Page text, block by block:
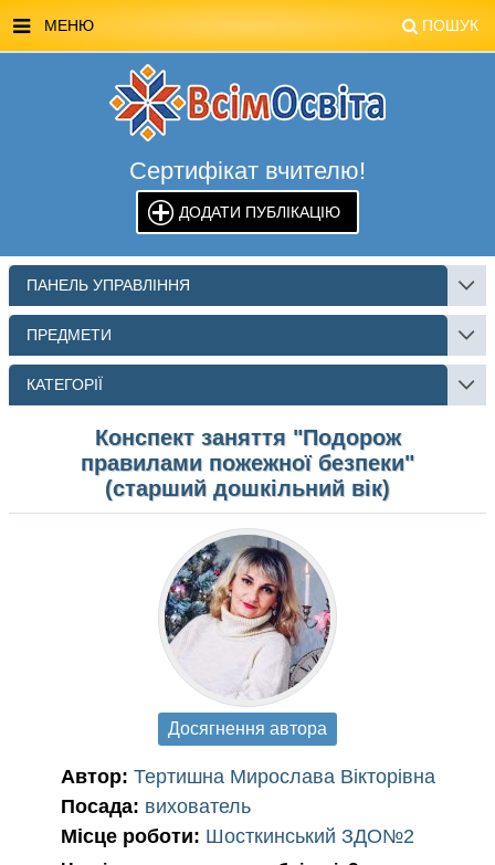
МЕНЮ ПОШУК
МАГАЗИН ВСІМОСВІТА
СТЕНДИ ВСІМОСВІТА
РЕКЛАМА НА САЙТІ
КОНТАКТИ
ПОШУК
Сертифікат вчителю!
ДОДАТИ ПУБЛІКАЦІЮ
ПАНЕЛЬ УПРАВЛІННЯ
ПРЕДМЕТИ
КАТЕГОРІЇ
Конспект заняття "Подорож
правилами пожежної безпеки"
(старший дошкільний вік)
Автор: Тертишна Мирослава Вікторівна
Посада: вихователь
Місце роботи: Шосткинський ЗДО№2
Досягнення автора